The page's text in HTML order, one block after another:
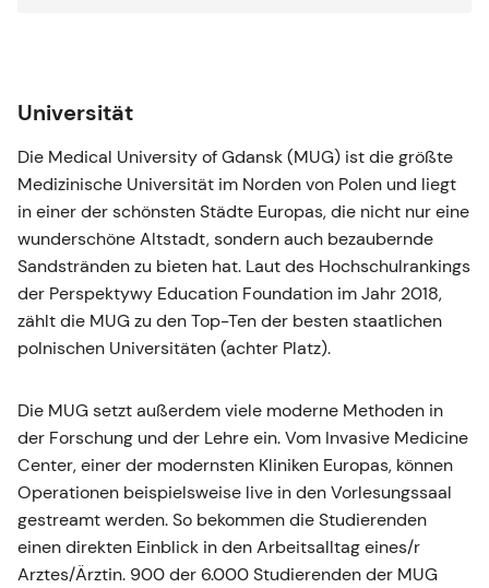
Universität
Die Medical University of Gdansk (MUG) ist die größte
Medizinische Universität im Norden von Polen und liegt
in einer der schönsten Städte Europas, die nicht nur eine
wunderschöne Altstadt, sondern auch bezaubernde
Sandstränden zu bieten hat. Laut des Hochschulrankings
der Perspektywy Education Foundation im Jahr 2018,
zählt die MUG zu den Top-Ten der besten staatlichen
polnischen Universitäten (achter Platz).
Die MUG setzt außerdem viele moderne Methoden in
der Forschung und der Lehre ein. Vom Invasive Medicine
Center, einer der modernsten Kliniken Europas, können
Operationen beispielsweise live in den Vorlesungssaal
gestreamt werden. So bekommen die Studierenden
einen direkten Einblick in den Arbeitsalltag eines/r
Arztes/Ärztin. 900 der 6.000 Studierenden der MUG